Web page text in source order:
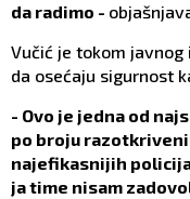
da radimo -
Vučić je tokom
da osećaju sigurnost
- Ovo je jedna od
po broju
najefikasnijih
ja time nisam